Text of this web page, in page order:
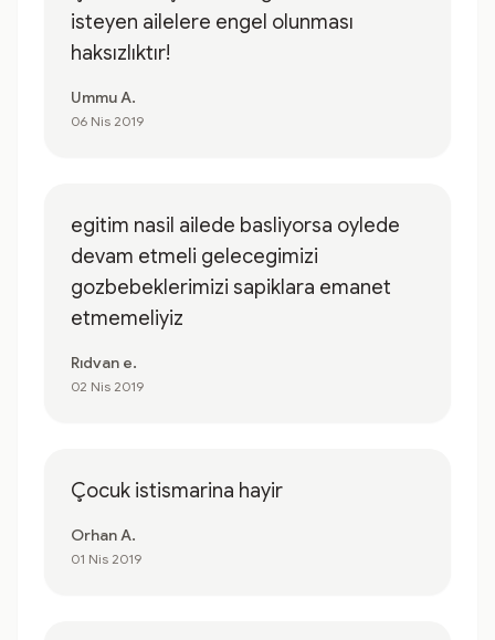
isteyen ailelere engel olunması
haksızlıktır!
Ummu A.
06 Nis 2019
egitim nasil ailede basliyorsa oylede
devam etmeli gelecegimizi
gozbebeklerimizi sapiklara emanet
etmemeliyiz
Rıdvan e.
02 Nis 2019
Çocuk istismarina hayir
Orhan A.
01 Nis 2019